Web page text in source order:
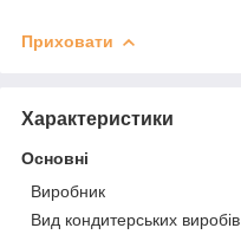
Приховати
Характеристики
Основні
Виробник
Вид кондитерських виробів